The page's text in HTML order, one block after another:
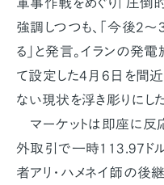
強調しつつも、「今後2
る」と発言。イランの発
て設定した4月6日を間
ない現状を浮き彫りにした
マーケットは即座に反
外取引で一時113.97ド
者アリ・ハメネイ師の後